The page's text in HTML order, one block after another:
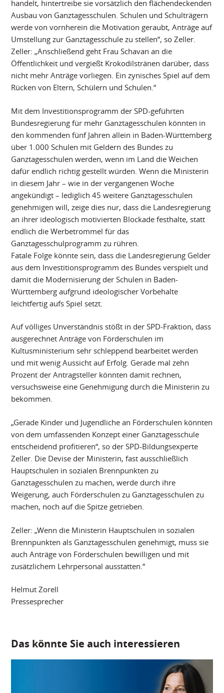
handelt, hintertreibe sie vorsätzlich den flächendeckenden
Ausbau von Ganztagesschulen. Schulen und Schulträgern
werde von vornherein die Motivation geraubt, Anträge auf
Umstellung zur Ganztagesschule zu stellen“, so Zeller.
Zeller: „Anschließend geht Frau Schavan an die
Öffentlichkeit und vergießt Krokodilstränen darüber, dass
nicht mehr Anträge vorliegen. Ein zynisches Spiel auf dem
Rücken von Eltern, Schülern und Schulen.“
Mit dem Investitionsprogramm der SPD-geführten
Bundesregierung für mehr Ganztagesschulen könnten in
den kommenden fünf Jahren allein in Baden-Württemberg
über 1.000 Schulen mit Geldern des Bundes zu
Ganztagesschulen werden, wenn im Land die Weichen
dafür endlich richtig gestellt würden. Wenn die Ministerin
in diesem Jahr – wie in der vergangenen Woche
angekündigt – lediglich 45 weitere Ganztagesschulen
genehmigen will, zeige dies nur, dass die Landesregierung
an ihrer ideologisch motivierten Blockade festhalte, statt
endlich die Werbetrommel für das
Ganztagesschulprogramm zu rühren.
Fatale Folge könnte sein, dass die Landesregierung Gelder
aus dem Investitionsprogramm des Bundes verspielt und
damit die Modernisierung der Schulen in Baden-
Württemberg aufgrund ideologischer Vorbehalte
leichtfertig aufs Spiel setzt.
Auf völliges Unverständnis stößt in der SPD-Fraktion, dass
ausgerechnet Anträge von Förderschulen im
Kultusministerium sehr schleppend bearbeitet werden
und mit wenig Aussicht auf Erfolg. Gerade mal zehn
Prozent der Antragsteller könnten damit rechnen,
versuchsweise eine Genehmigung durch die Ministerin zu
bekommen.
„Gerade Kinder und Jugendliche an Förderschulen könnten
von dem umfassenden Konzept einer Ganztagesschule
entscheidend profitieren“, so der SPD-Bildungsexperte
Zeller. Die Devise der Ministerin, fast ausschließlich
Hauptschulen in sozialen Brennpunkten zu
Ganztagesschulen zu machen, werde durch ihre
Weigerung, auch Förderschulen zu Ganztagesschulen zu
machen, noch auf die Spitze getrieben.
Zeller: „Wenn die Ministerin Hauptschulen in sozialen
Brennpunkten als Ganztagesschulen genehmigt, muss sie
auch Anträge von Förderschulen bewilligen und mit
zusätzlichem Lehrpersonal ausstatten.“
Helmut Zorell
Pressesprecher
Das könnte Sie auch interessieren